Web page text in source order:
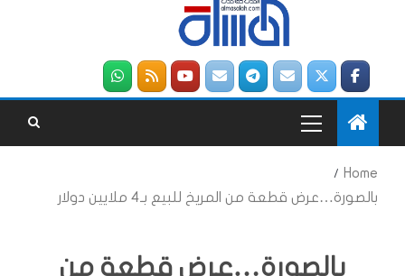
Home
بالصورة…عرض قطعة من المريخ للبيع بـ4 ملايين دولار
بالصورة…عرض قطعة من